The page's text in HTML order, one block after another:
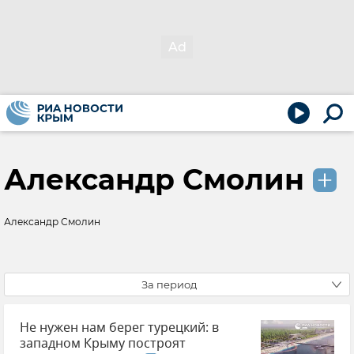
Александр Смолин
Александр Смолин
За период
Не нужен нам берег турецкий: в
западном Крыму построят